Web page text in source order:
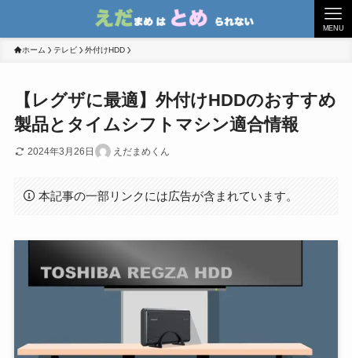
MENU
ホーム テレビ 外付けHDD
【レグザに最適】外付けHDDのおすすめ
製品とタイムシフトマシン適合情報
2024年3月26日 えだまめくん
本記事の一部リンクには広告が含まれています。